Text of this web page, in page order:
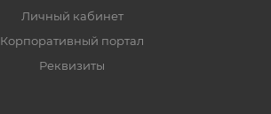
Личный кабинет
Корпоративный портал
Реквизиты